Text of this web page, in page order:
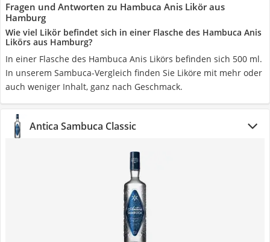
Fragen und Antworten zu Hambuca Anis Likör aus
Hamburg
Wie viel Likör befindet sich in einer Flasche des Hambuca Anis
Likörs aus Hamburg?
In einer Flasche des Hambuca Anis Likörs befinden sich 500 ml.
In unserem Sambuca-Vergleich finden Sie Liköre mit mehr oder
auch weniger Inhalt, ganz nach Geschmack.
Antica Sambuca Classic